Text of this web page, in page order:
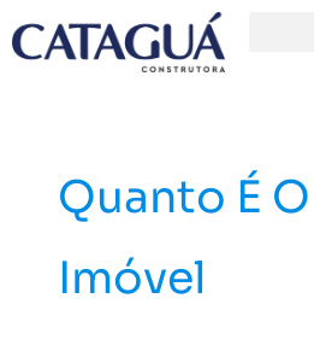
para
Quanto É
Imóvel